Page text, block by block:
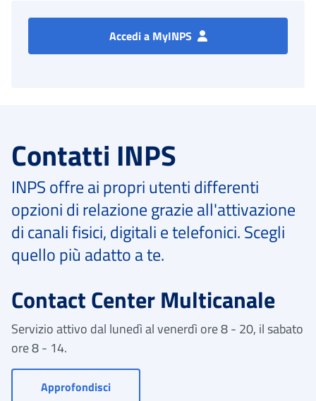
Accedi a MyINPS
Contatti INPS
INPS offre ai propri utenti differenti
opzioni di relazione grazie all'attivazione
di canali fisici, digitali e telefonici. Scegli
quello più adatto a te.
Contact Center Multicanale
Servizio attivo dal lunedì al venerdì ore 8 - 20, il sabato
ore 8 - 14.
Approfondisci- Vai a Contact Center